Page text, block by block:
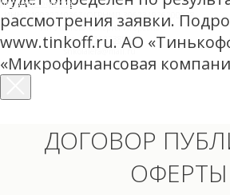
Договор-оферта
ИНН 519032210367/ОГРНИП 306231926200028
ИП Ушакова Валерия Игоревна
тел.+79113238917
shkolalera@mail.ru
рассмотрения заявки.
www.tinkoff.ru. АО
«Микрофинансовая
ДОГОВОР
ОФЕРТЫ